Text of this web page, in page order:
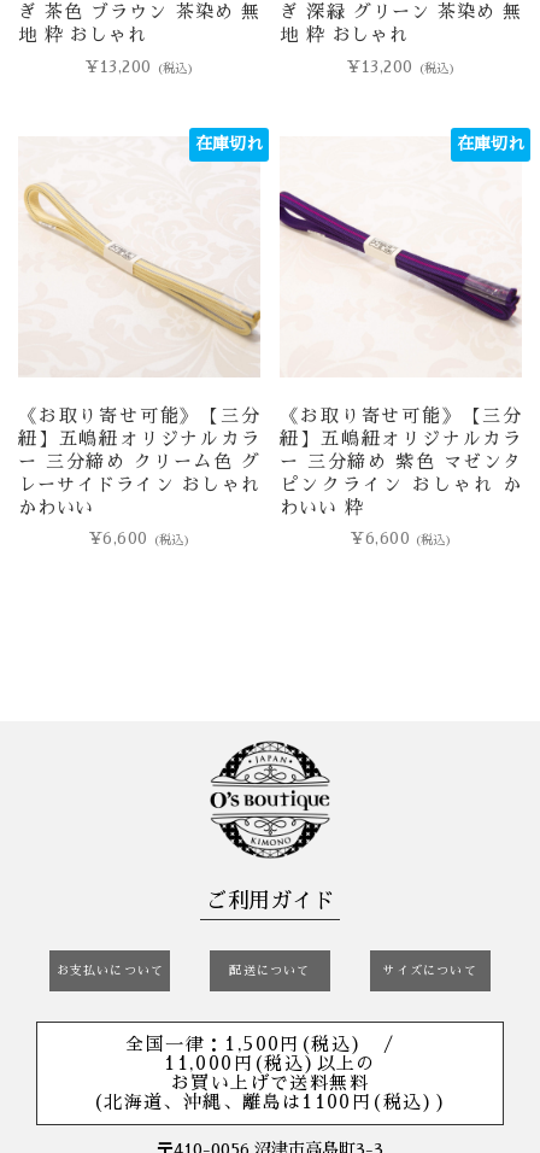
ぎ 茶色 ブラウン 茶染め 無
地 粋 おしゃれ
¥13,200 (税込)
ぎ 深緑 グリーン 茶染め 無
地 粋 おしゃれ
¥13,200 (税込)
《お取り寄せ可能》【三分
紐】五嶋紐オリジナルカラ
ー 三分締め クリーム色 グ
レーサイドライン おしゃれ
かわいい
在庫切れ
¥6,600 (税込)
《お取り寄せ可能》【三分
紐】五嶋紐オリジナルカラ
ー 三分締め 紫色 マゼンタ
ピンクライン おしゃれ か
わいい 粋
在庫切れ
¥ 6,600 (税込)
ご利用ガイド
お支払いについて 配送について サイズについて
全国一律：1,500円(税込) /
11,000円(税込)以上の
お買い上げで送料無料
(北海道、沖縄、離島は1100円(税込))
〒410-0056 沼津市高島町3-3